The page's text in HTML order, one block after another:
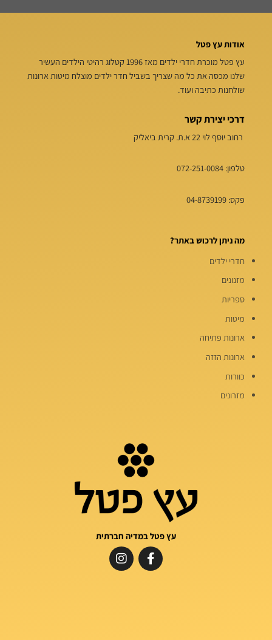
אודות עץ פטל
עץ פטל מוכרת חדרי ילדים מאז 1996 קטלוג רהיטי הילדים העשיר
שלנו מכסה את כל מה שצריך בשביל חדר ילדים מוצלח מיטות ארונות
שולחנות כתיבה ועוד.
דרכי יצירת קשר
רחוב יוסף לוי 22 א.ת. קרית ביאליק
טלפון: 072-251-0084
פקס: 04-8739199
מה ניתן לרכוש באתר?
חדרי ילדים
מזנונים
ספריות
מיטות
ארונות פתיחה
ארונות הזזה
כוורות
מזרונים
עץ פטל במדיה חברתית